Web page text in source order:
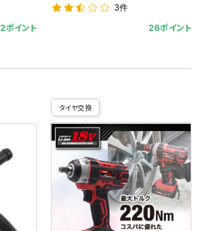
ポイント
3件
26ポイント
タイヤ交換